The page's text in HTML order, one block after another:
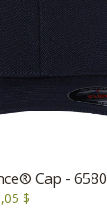
Cap - 6580
$